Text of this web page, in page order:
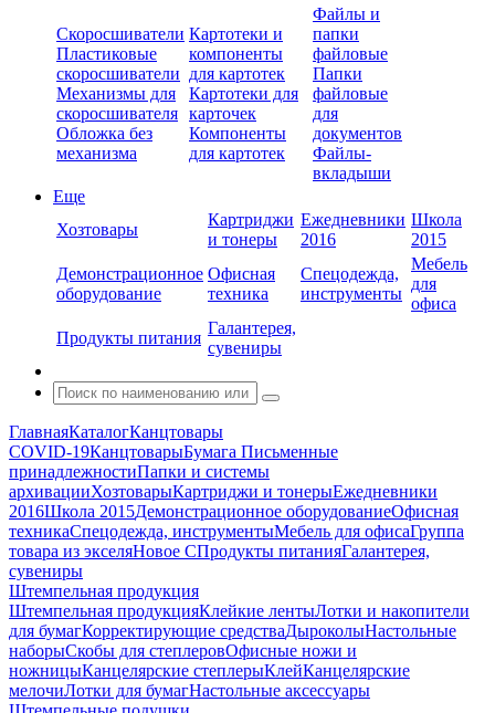
Скоросшиватели
Пластиковые
скоросшиватели
Механизмы для
скоросшивателя
Обложка без
механизма
Картотеки и
компоненты
для картотек
Картотеки для
карточек
Компоненты
для картотек
Файлы и
папки
файловые
Папки
файловые
для
документов
Файлы-
вкладыши
Еще
Хозтовары
Картриджи
и тонеры
Ежедневники
2016
Школа
2015
Демонстрационное
оборудование
Офисная
техника
Спецодежда,
инструменты
Мебель
для
офиса
Продукты питания
Галантерея,
сувениры
ГлавнаяКаталогКанцтовары
COVID-19КанцтоварыБумага Письменные
принадлежностиПапки и системы
архивацииХозтоварыКартриджи и тонерыЕжедневники
2016Школа 2015Демонстрационное оборудованиеОфисная
техникаСпецодежда, инструментыМебель для офисаГруппа
товара из экселяНовое СПродукты питанияГалантерея,
сувениры
Штемпельная продукция
Штемпельная продукцияКлейкие лентыЛотки и накопители
для бумагКорректирующие средстваДыроколыНастольные
наборыСкобы для степлеровОфисные ножи и
ножницыКанцелярские степлерыКлейКанцелярские
мелочиЛотки для бумагНастольные аксессуары